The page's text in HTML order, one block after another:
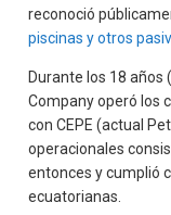
reconoció
piscinas y otros
Durante los 18
Company operó los
con CEPE (actual
operacionales
entonces y cumplió
ecuatorianas.